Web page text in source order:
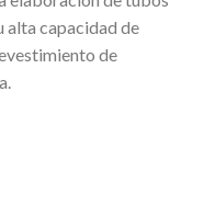
alta capacidad de
de